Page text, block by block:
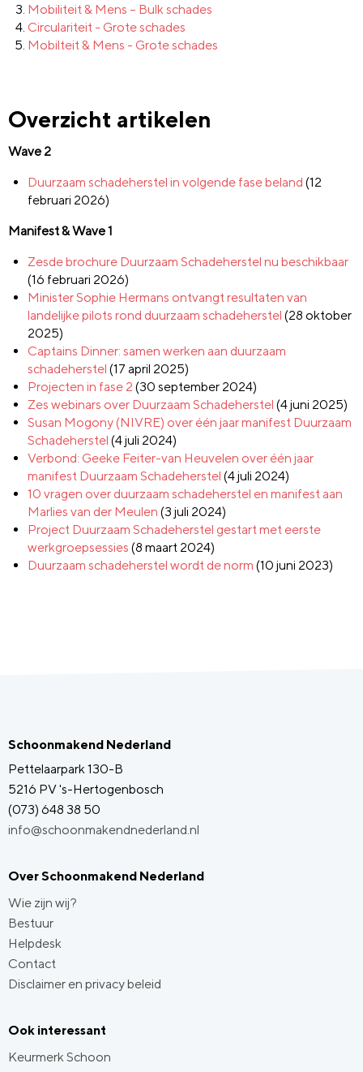
Mobiliteit & Mens – Bulk schades
Circulariteit - Grote schades
Mobilteit & Mens - Grote schades
Overzicht artikelen
Wave 2
Duurzaam schadeherstel in volgende fase beland (12
februari 2026)
Manifest & Wave 1
Zesde brochure Duurzaam Schadeherstel nu beschikbaar
(16 februari 2026)
Minister Sophie Hermans ontvangt resultaten van
landelijke pilots rond duurzaam schadeherstel (28 oktober
2025)
Captains Dinner: samen werken aan duurzaam
schadeherstel (17 april 2025)
Projecten in fase 2 (30 september 2024)
Zes webinars over Duurzaam Schadeherstel (4 juni 2025)
Susan Mogony (NIVRE) over één jaar manifest Duurzaam
Schadeherstel (4 juli 2024)
Verbond: Geeke Feiter-van Heuvelen over één jaar
manifest Duurzaam Schadeherstel (4 juli 2024)
10 vragen over duurzaam schadeherstel en manifest aan
Marlies van der Meulen (3 juli 2024)
Project Duurzaam Schadeherstel gestart met eerste
werkgroepsessies (8 maart 2024)
Duurzaam schadeherstel wordt de norm (10 juni 2023)
Schoonmakend Nederland
Pettelaarpark 130-B
5216 PV 's-Hertogenbosch
(073) 648 38 50
info@schoonmakendnederland.nl
Over Schoonmakend Nederland
Wie zijn wij?
Bestuur
Helpdesk
Contact
Disclaimer en privacy beleid
Ook interessant
Keurmerk Schoon